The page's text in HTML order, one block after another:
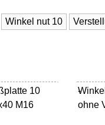
Winkel nut 10
10
M16
ohne
-